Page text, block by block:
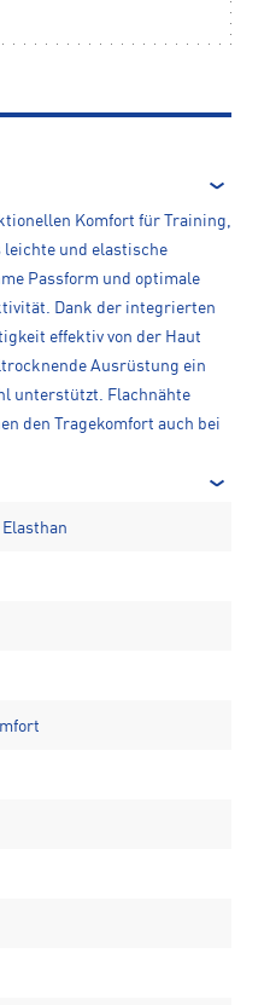
Komfort für Training,
leichte und elastische
Passform und optimale
Dank der integrierten
effektiv von der Haut
Ausrüstung ein
unterstützt. Flachnähte
den Tragekomfort auch bei
Elasthan